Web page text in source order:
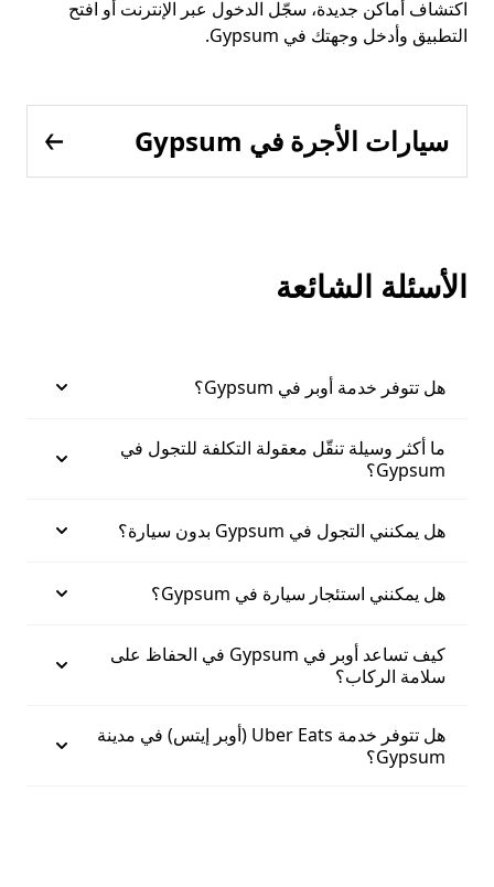
اكتشاف أماكن جديدة، سجّل الدخول عبر الإنترنت أو افتح
التطبيق وأدخل وجهتك في Gypsum.
سيارات الأجرة في Gypsum
الأسئلة الشائعة
هل تتوفر خدمة أوبر في Gypsum؟
ما أكثر وسيلة تنقّل معقولة التكلفة للتجول في
Gypsum؟
هل يمكنني التجول في Gypsum بدون سيارة؟
هل يمكنني استئجار سيارة في Gypsum؟
كيف تساعد أوبر في Gypsum في الحفاظ على
سلامة الركاب؟
هل تتوفر خدمة Uber Eats (أوبر إيتس) في مدينة
Gypsum؟